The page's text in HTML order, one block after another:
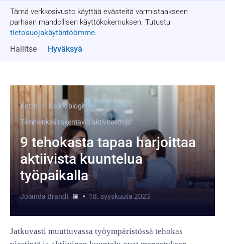
Tämä verkkosivusto käyttää evästeitä varmistaakseen
parhaan mahdollisen käyttökokemuksen. Tutustu
tietosuojakäytäntöömme.
Hallitse Hyväksyä
Pyydä tarjous
Kotiin
Kaikki blogit
Tiimihenkeä rakentavia aktiviteetteja
9 tehokasta tapaa harjoittaa
aktiivista kuuntelua
työpaikalla
Jolanda Brandt 18. syyskuuta 2023
Jatkuvasti muuttuvassa työympäristössä tehokas